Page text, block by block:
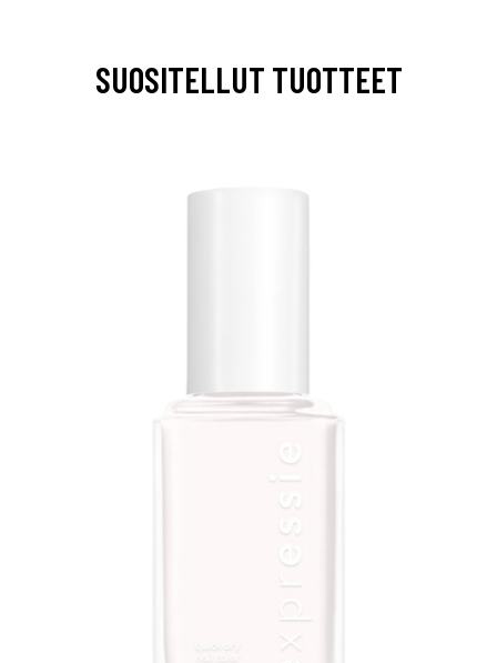
SUOSITELLUT TUOTTEET